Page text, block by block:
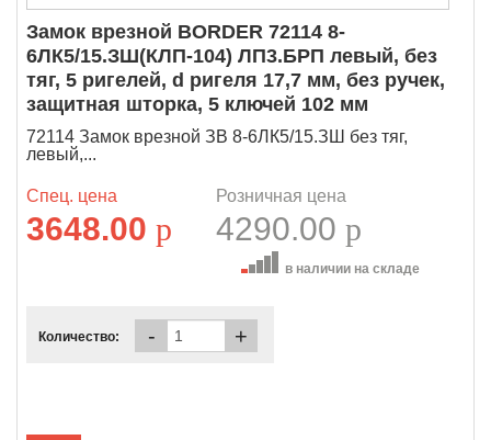
Замок врезной BORDER 72114 8-
6ЛК5/15.ЗШ(КЛП-104) ЛП3.БРП левый, без
тяг, 5 ригелей, d ригеля 17,7 мм, без ручек,
защитная шторка, 5 ключей 102 мм
72114 Замок врезной ЗВ 8-6ЛК5/15.ЗШ без тяг,
левый,...
Спец. цена
3648.00 p
Розничная цена
4290.00 p
в наличии на складе
Количество: - +